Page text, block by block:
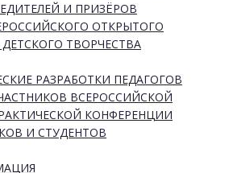
И ПРИЗЁРОВ
ОТКРЫТОГО
ТВОРЧЕСТВА
РАЗРАБОТКИ ПЕДАГОГОВ
ВСЕРОССИЙСКОЙ
КОНФЕРЕНЦИИ
И СТУДЕНТОВ